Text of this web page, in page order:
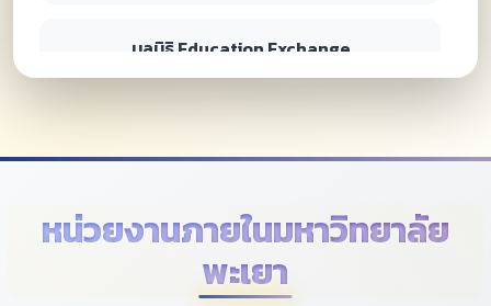
มูลนิธิ Education Exchange
หน่วยงานภายในมหาวิทยาลัย
พะเยา